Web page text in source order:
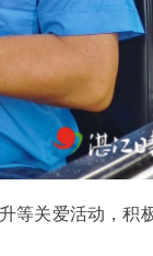
等关爱活动，积